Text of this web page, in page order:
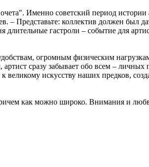
Именно советский период истории
Представьте: коллектив должен был
гастроли – событие для
огромным физическим
сразу забывает обо всем – личных
великому искусству наших предков,
как можно широко. Внимания и